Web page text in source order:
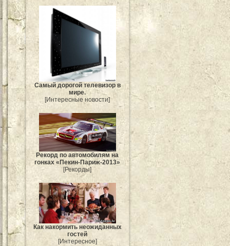
Самый дорогой телевизор в
мире.
[Интересные новости]
Рекорд по автомобилям на
гонках «Пекин-Париж-2013»
[Рекорды]
Как накормить неожиданных
гостей
[Интересное]